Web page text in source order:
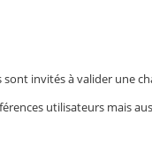
sont invités à valider une
utilisateurs mais